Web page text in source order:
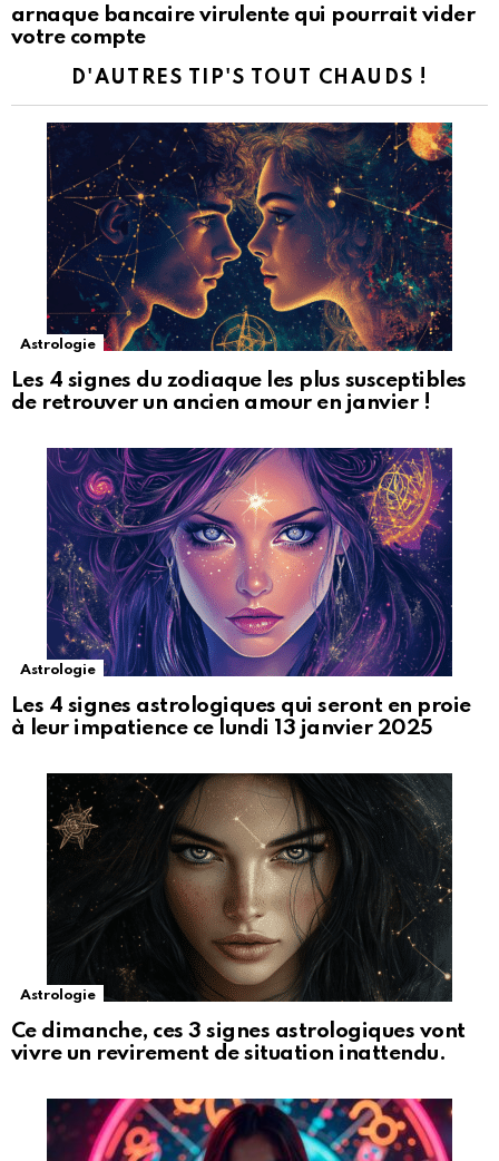
arnaque bancaire virulente qui pourrait vider
votre compte
D'AUTRES TIP'S TOUT CHAUDS !
Astrologie
Les 4 signes du zodiaque les plus susceptibles
de retrouver un ancien amour en janvier !
Astrologie
Les 4 signes astrologiques qui seront en proie
à leur impatience ce lundi 13 janvier 2025
Astrologie
Ce dimanche, ces 3 signes astrologiques vont
vivre un revirement de situation inattendu.